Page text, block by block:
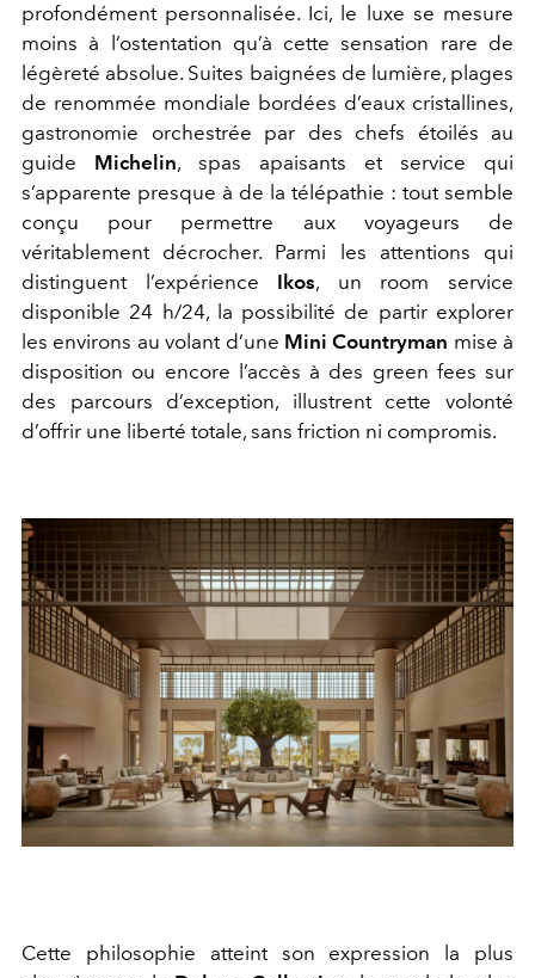
profondément personnalisée. Ici, le luxe se mesure
moins à l’ostentation qu’à cette sensation rare de
légèreté absolue. Suites baignées de lumière, plages
de renommée mondiale bordées d’eaux cristallines,
gastronomie orchestrée par des chefs étoilés au
guide Michelin, spas apaisants et service qui
s’apparente presque à de la télépathie : tout semble
conçu pour permettre aux voyageurs de
véritablement décrocher. Parmi les attentions qui
distinguent l’expérience Ikos, un room service
disponible 24 h/24, la possibilité de partir explorer
les environs au volant d’une Mini Countryman mise à
disposition ou encore l’accès à des green fees sur
des parcours d’exception, illustrent cette volonté
d’offrir une liberté totale, sans friction ni compromis.
Cette philosophie atteint son expression la plus